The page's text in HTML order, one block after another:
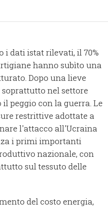
i dati istat rilevati, il 70%
hanno subìto una
Dopo una lieve
soprattutto nel settore
peggio con la guerra. Le
restrittive adottate a
l'attacco all'Ucraina
i primi importanti
nazionale, con
sul tessuto delle
del costo energia,